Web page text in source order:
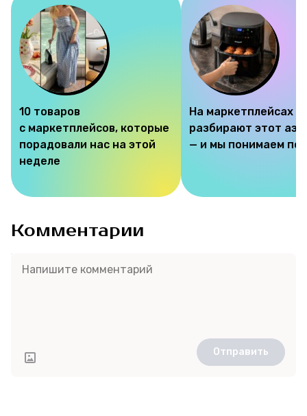
10 товаров
с маркетплейсов, которые
порадовали нас на этой
неделе
На маркетплейсах
разбирают этот
— и мы понимаем
Комментарии
Отправить